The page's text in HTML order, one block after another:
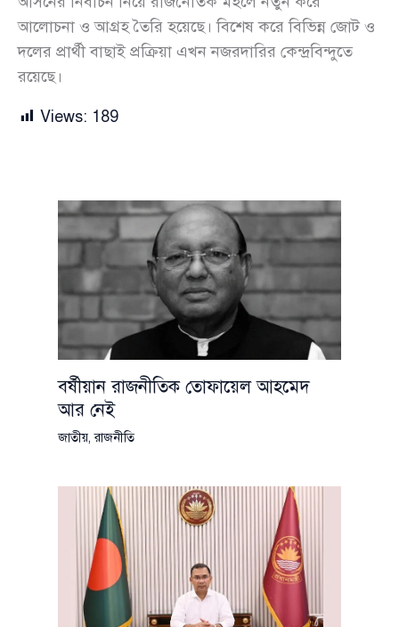
আলোচনা ও আগ্রহ তৈরি হয়েছে। বিশেষ করে বিভিন্ন জোট ও
দলের প্রার্থী বাছাই প্রক্রিয়া এখন নজরদারির কেন্দ্রবিন্দুতে
রয়েছে।
Views: 189
বর্ষীয়ান রাজনীতিক তোফায়েল আহমেদ
আর নেই
জাতীয়,রাজনীতি